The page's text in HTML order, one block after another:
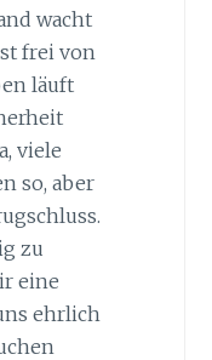
wacht
frei von
läuft
viele
so, aber
zu
eine
ehrlich